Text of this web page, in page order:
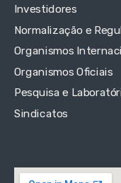
Investidores
Normalização e
Organismos
Organismos Oficiais
Pesquisa e
Sindicatos